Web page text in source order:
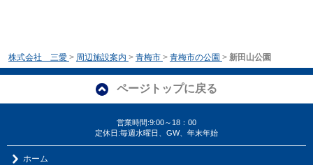
株式会社 三愛 > 周辺施設案内 > 青梅市 > 青梅市の公園 > 新田山公園
ページトップに戻る
営業時間:9:00～18：00
定休日:毎週水曜日、GW、年末年始
ホーム